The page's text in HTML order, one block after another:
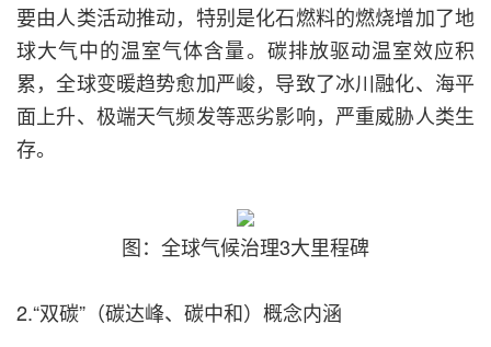
要由人类活动推动，特别是化石燃料的燃烧增加了地
球大气中的温室气体含量。碳排放驱动温室效应积
累，全球变暖趋势愈加严峻，导致了冰川融化、海平
面上升、极端天气频发等恶劣影响，严重威胁人类生
存。
图：全球气候治理3大里程碑
2.“双碳”（碳达峰、碳中和）概念内涵